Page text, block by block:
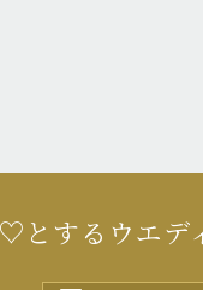
とするウエデ